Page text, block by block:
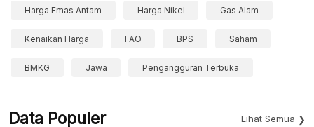
Harga Emas Antam Harga Nikel Gas Alam
Kenaikan Harga FAO BPS Saham
BMKG Jawa Pengangguran Terbuka
Data Populer Lihat Semua